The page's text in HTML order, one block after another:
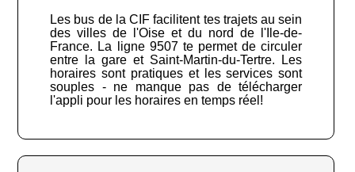
Les bus de la CIF facilitent tes trajets au sein
des villes de l'Oise et du nord de l'Ile-de-
France. La ligne 9507 te permet de circuler
entre la gare et Saint-Martin-du-Tertre. Les
horaires sont pratiques et les services sont
souples - ne manque pas de télécharger
l'appli pour les horaires en temps réel!